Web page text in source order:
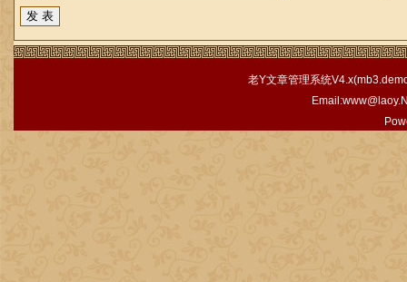
老Y文章管理系统V4.x(